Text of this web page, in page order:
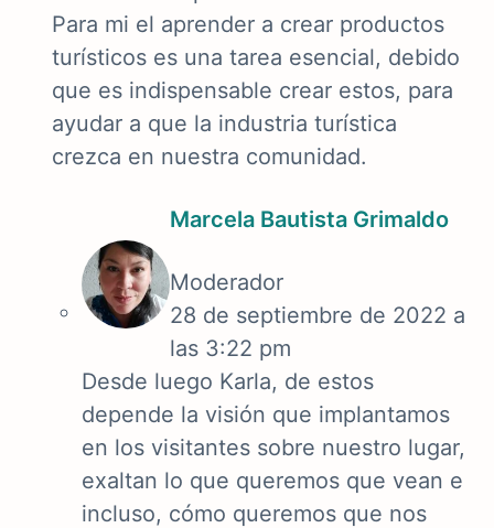
Para mi el aprender a crear productos
turísticos es una tarea esencial, debido
que es indispensable crear estos, para
ayudar a que la industria turística
crezca en nuestra comunidad.
Marcela Bautista Grimaldo
Moderador
28 de septiembre de 2022 a
las 3:22 pm
Desde luego Karla, de estos
depende la visión que implantamos
en los visitantes sobre nuestro lugar,
exaltan lo que queremos que vean e
incluso, cómo queremos que nos